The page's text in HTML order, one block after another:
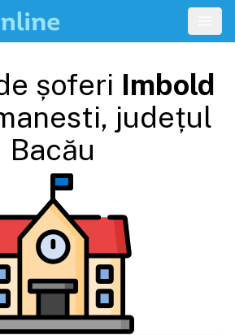
șoferi Imbold
, județul
Bacău